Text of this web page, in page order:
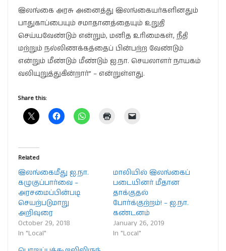
இலங்கை அரசு அனைத்து இலங்கையர்களினதும்
பாதுகாப்பையும் சமாதானத்தையும் உறுதி
செய்யவேண்டும் என்றும், மனித உரிமைகள், நீதி
மற்றும் நல்லிணக்கத்தைப் பின்பற்ற வேண்டும்
என்றும் மீண்டும் மீண்டும் ஐ.நா. செயலாளர் நாயகம்
வலியுறுத்துகின்றார்” – என்றுள்ளது.
Share this:
Related
இலங்கைமீது ஐ.நா.
கழுகுப்பார்வை –
அரசமைப்பின்படி
செயற்படுமாறு
அறிவுரை
October 29, 2018
In "Local"
மாலியில் இலங்கைப்
படையினர் மீதான
தாக்குதல்
போர்க்குற்றம்! – ஐ.நா.
கண்டனம்
January 26, 2019
In "Local"